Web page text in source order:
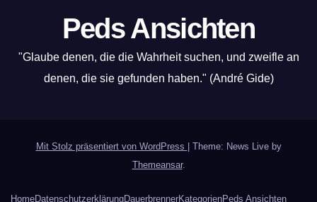
Peds Ansichten
"Glaube denen, die die Wahrheit suchen, und zweifle an
denen, die sie gefunden haben." (André Gide)
Mit Stolz präsentiert von WordPress | Theme: News Live by
Themeansar.
HomeDatenschutzerklärungDauerbrennerKategorienPeds Ansichten